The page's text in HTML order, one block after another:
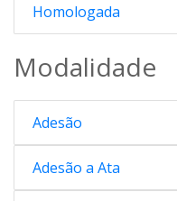
Homologada
Modalidade
Adesão
Adesão a Ata